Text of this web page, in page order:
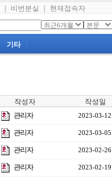
비번분실 현재접속자
기타
작성자 작성일
관리자 2023-03-12
관리자 2023-03-05
관리자 2023-02-26
관리자 2023-02-19